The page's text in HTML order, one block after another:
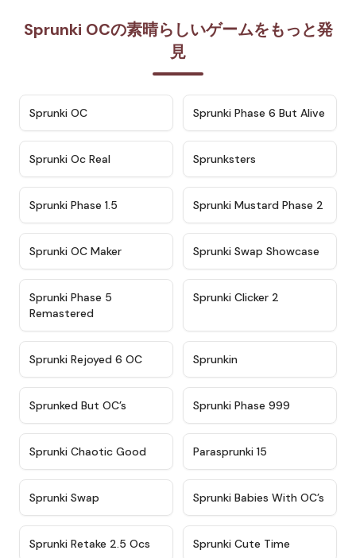
Sprunki OCの素晴らしいゲームをもっと発
見
Sprunki OC ★ 4.9
Sprunki Phase 6 But Alive
Sprunki Oc Real Sprunksters
Sprunki Phase 1.5 ★ 4.4
Sprunki Mustard Phase 2
Sprunki OC Maker ★ 4.6
Sprunki Swap Showcase
Sprunki Phase 5
Remastered
Sprunki Clicker 2
★ 4.4
Sprunki Rejoyed 6 OC Sprunkin
Sprunked But OC’s Sprunki Phase 999
★ 4.7
Sprunki Chaotic Good Parasprunki 15
Sprunki Swap ★ 4.8
Sprunki Babies With OC’s
★ 4.6
Sprunki Retake 2.5 Ocs Sprunki Cute Time